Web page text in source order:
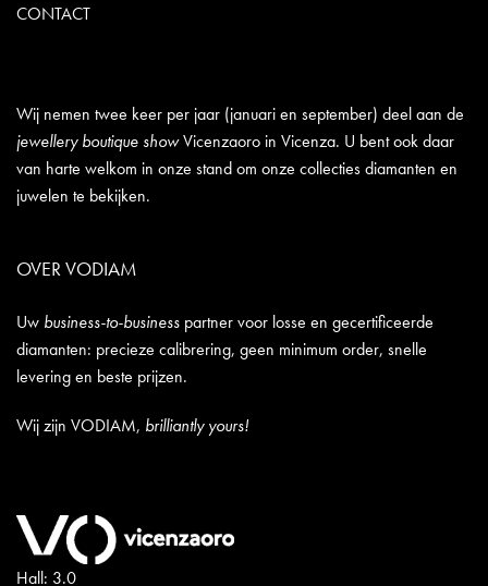
CONTACT
Wij nemen twee keer per jaar (januari en september) deel aan de
jewellery boutique showVicenzaoro in Vicenza. U bent ook daar
van harte welkom in onze stand om onze collecties diamanten en
juwelen te bekijken.
OVER VODIAM
Uw business-to-business partner voor losse en gecertificeerde
diamanten: precieze calibrering, geen minimum order, snelle
levering en beste prijzen.
Wij zijn VODIAM, brilliantly yours!
Hall: 3.0